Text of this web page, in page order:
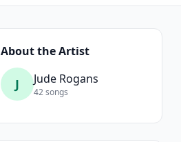
About the Artist
J Jude Rogans
42 songs